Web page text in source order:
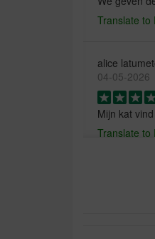
Translate to
alice
04-05-2026
Mijn kat
Translate to